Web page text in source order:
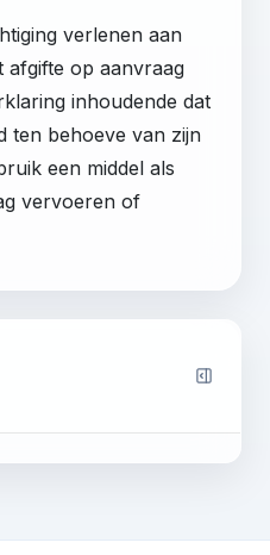
verlenen aan
afgifte op aanvraag
inhoudende dat
ten behoeve van zijn
een middel als
vervoeren of